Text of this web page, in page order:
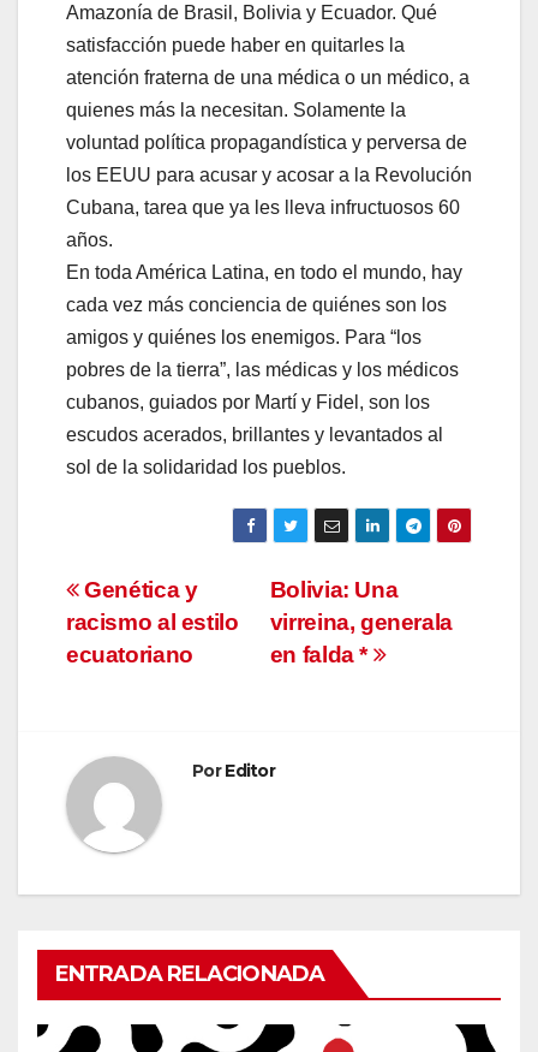
Amazonía de Brasil, Bolivia y Ecuador. Qué
satisfacción puede haber en quitarles la
atención fraterna de una médica o un médico, a
quienes más la necesitan. Solamente la
voluntad política propagandística y perversa de
los EEUU para acusar y acosar a la Revolución
Cubana, tarea que ya les lleva infructuosos 60
años.
En toda América Latina, en todo el mundo, hay
cada vez más conciencia de quiénes son los
amigos y quiénes los enemigos. Para “los
pobres de la tierra”, las médicas y los médicos
cubanos, guiados por Martí y Fidel, son los
escudos acerados, brillantes y levantados al
sol de la solidaridad los pueblos.
Navegación
de
entradas
Bolivia: Una
virreina, generala
en falda *
Genética y
racismo al estilo
ecuatoriano
PorEditor
ENTRADA RELACIONADA